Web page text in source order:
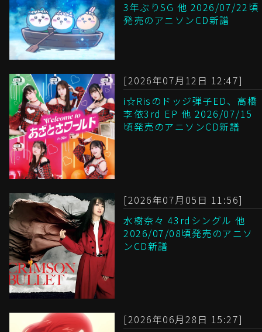
3年ぶりSG 他 2026/07/22頃
発売のアニソンCD新譜
[2026年07月12日 12:47]
i☆Risのドッジ弾子ED、高橋
李依3rd EP 他 2026/07/15
頃発売のアニソンCD新譜
[2026年07月05日 11:56]
水樹奈々 43rdシングル 他
2026/07/08頃発売のアニソ
ンCD新譜
[2026年06月28日 15:27]